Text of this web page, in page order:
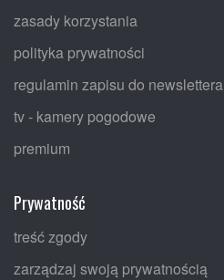
zasady korzystania
polityka prywatności
regulamin zapisu do newslettera
tv - kamery pogodowe
premium
Prywatność
treść zgody
zarządzaj swoją prywatnością